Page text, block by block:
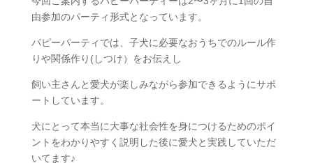
由参加のパーティ形式となっています。
パピーパーティでは、子犬に必要なおうちでのルール作
りや関係作り(しつけ）をお伝えし
飼い主さんと愛犬が楽しみながら参加できるようにサポ
ートしています。
犬にとって本当に大事な社会性を身につけるためのポイ
ントをわかりやすく説明した後に愛犬と実践していただ
いてます♪